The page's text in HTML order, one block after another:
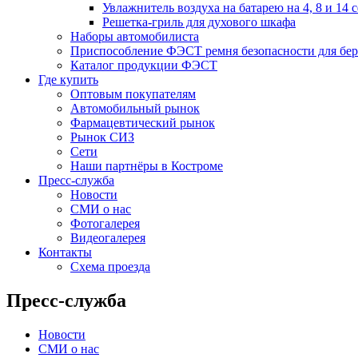
Увлажнитель воздуха на батарею на 4, 8 и 14
Решетка-гриль для духового шкафа
Наборы автомобилиста
Приспособление ФЭСТ ремня безопасности для
Каталог продукции ФЭСТ
Где купить
Оптовым покупателям
Автомобильный рынок
Фармацевтический рынок
Рынок СИЗ
Сети
Наши партнёры в Костроме
Пресс-служба
Новости
СМИ о нас
Фотогалерея
Видеогалерея
Контакты
Схема проезда
Пресс-служба
Новости
СМИ о нас